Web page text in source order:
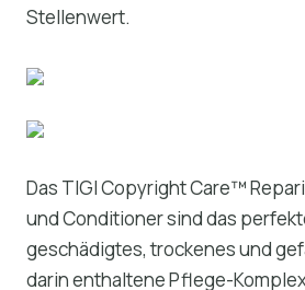
Stellenwert.
Das TIGI Copyright Care™
und Conditioner sind das
geschädigtes, trockenes und
darin enthaltene Pflege-